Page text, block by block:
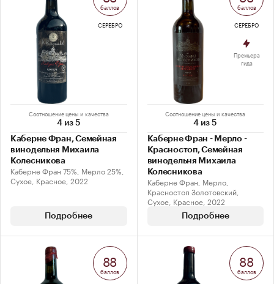
Соотношение цены и качества
4 из 5
Каберне Фран, Семейная
винодельня Михаила
Колесникова
Каберне Фран 75%, Мерло 25%,
Сухое, Красное, 2022
Подробнее
баллов
СЕРЕБРО
Соотношение цены и качества
4 из 5
Каберне Фран - Мерло -
Красностоп, Семейная
винодельня Михаила
Колесникова
Каберне Фран, Мерло,
Красностоп Золотовский,
Сухое, Красное, 2022
Подробнее
баллов
СЕРЕБРО
Премьера
гида
88
баллов
88
баллов